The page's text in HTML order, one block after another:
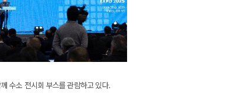
수소 전시회 부스를 관람하고 있다.